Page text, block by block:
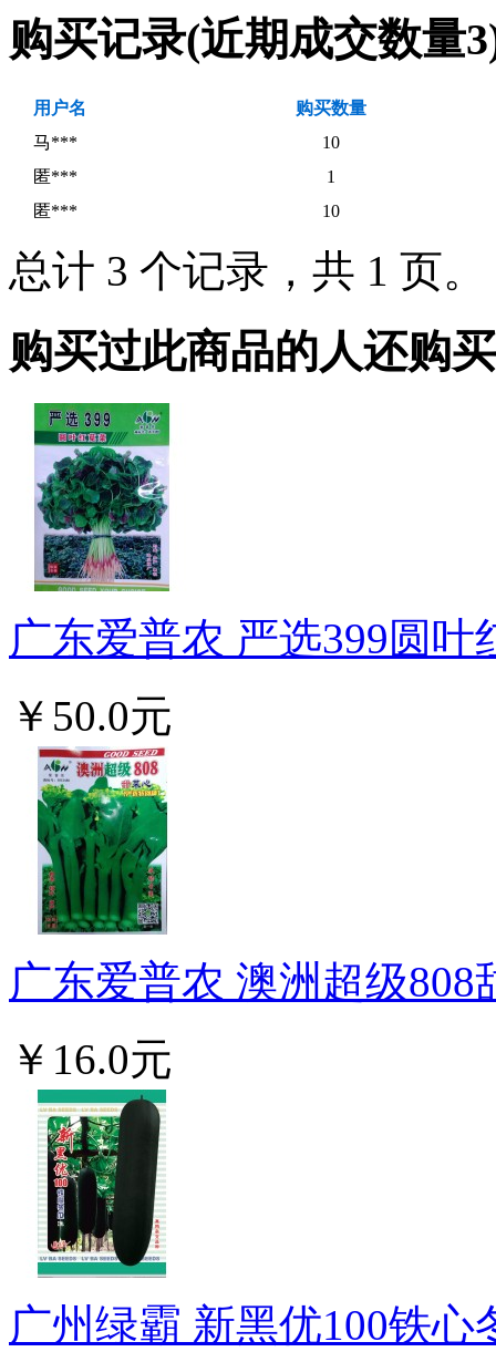
购买记录(近期成交数量3
用户名
购买数量
马***
10
匿***
1
匿***
10
总计 3 个记录，共 1 页。
购买过此商品的人还购
广东爱普农 严选399圆
￥50.0元
广东爱普农 澳洲超级
￥16.0元
广州绿霸 新黑优100铁